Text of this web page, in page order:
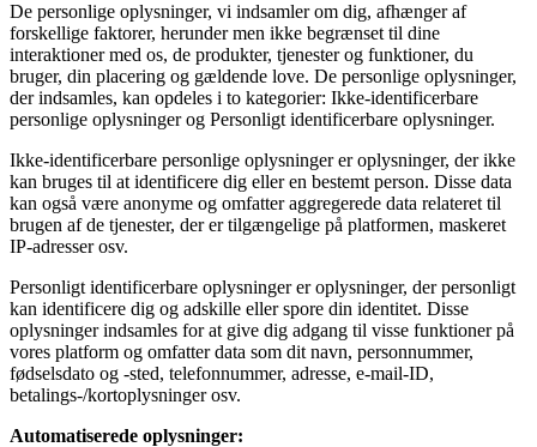
De personlige oplysninger, vi indsamler om dig, afhænger af
forskellige faktorer, herunder men ikke begrænset til dine
interaktioner med os, de produkter, tjenester og funktioner, du
bruger, din placering og gældende love. De personlige oplysninger,
der indsamles, kan opdeles i to kategorier: Ikke-identificerbare
personlige oplysninger og Personligt identificerbare oplysninger.
Ikke-identificerbare personlige oplysninger er oplysninger, der ikke
kan bruges til at identificere dig eller en bestemt person. Disse data
kan også være anonyme og omfatter aggregerede data relateret til
brugen af de tjenester, der er tilgængelige på platformen, maskeret
IP-adresser osv.
Personligt identificerbare oplysninger er oplysninger, der personligt
kan identificere dig og adskille eller spore din identitet. Disse
oplysninger indsamles for at give dig adgang til visse funktioner på
vores platform og omfatter data som dit navn, personnummer,
fødselsdato og -sted, telefonnummer, adresse, e-mail-ID,
betalings-/kortoplysninger osv.
Automatiserede oplysninger: